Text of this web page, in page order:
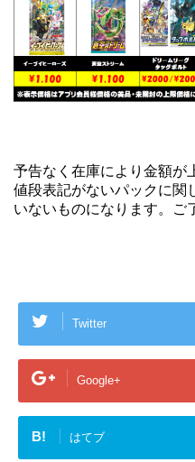
予告なく在庫により金額が
値段表記がないパックに関
いないものになります。ご
Twitter
Google+
B! はてブ